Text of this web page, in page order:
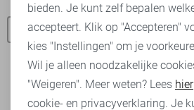
TQ Amsterdam broeken Jacqueline
bieden. Je kunt zelf bepalen
accepteert. Klik op "Accepteren"
kies "Instellingen" om je
Wil je alleen noodzakelijke
"Weigeren". Meer weten? Lees hier
cookie- en privacyverklaring. Je